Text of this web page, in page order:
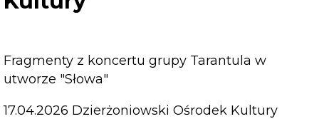
Fragmenty z koncertu grupy Tarantula w
utworze "Słowa"
17.04.2026 Dzierżoniowski Ośrodek Kultury